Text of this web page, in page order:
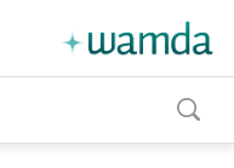
toggle
search